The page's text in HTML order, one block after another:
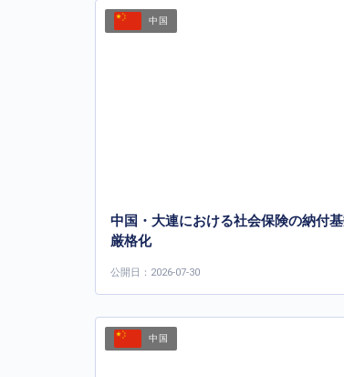
中国
中国・大連における社会保険の納付
厳格化
公開日：2026-07-30
中国